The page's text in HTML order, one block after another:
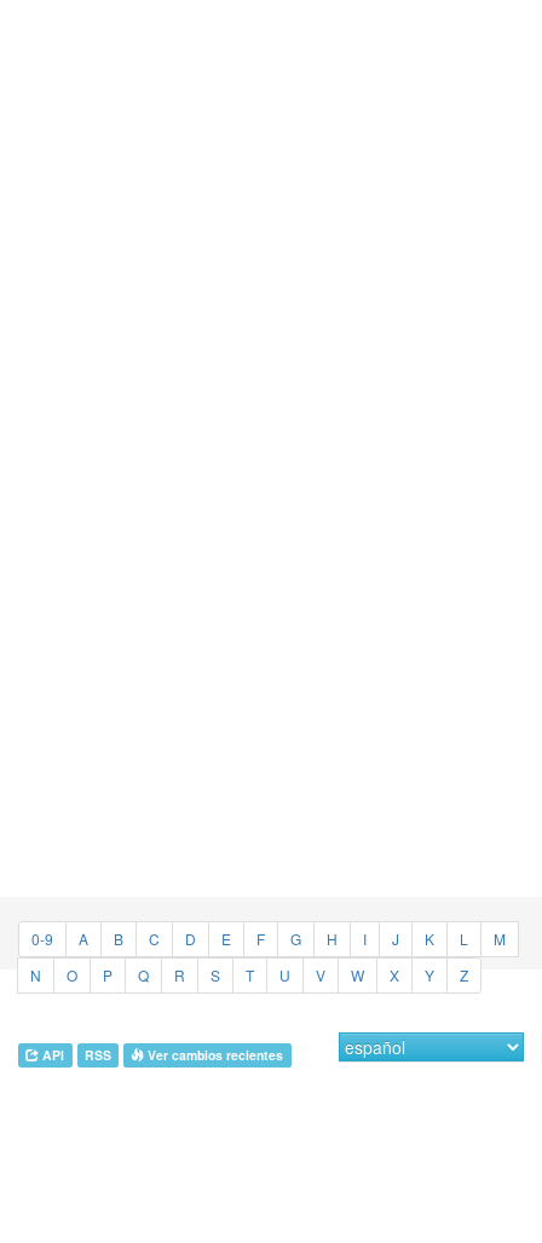
0-9 A B C D E F G H I J K L
M
N
O P Q R S T U V W X Y Z
API RSS Ver cambios recientes